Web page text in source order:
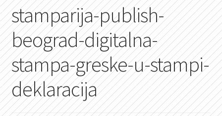
AKTUELNO
KONTAKT
PRETRAGA
stamparija-publish-
beograd-digitalna-
stampa-greske-u-stampi-
deklaracija